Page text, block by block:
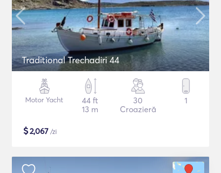
Traditional Trechadiri 44
Motor Yacht
44 ft
13 m
30
Croazieră
1
$2,067 /zi